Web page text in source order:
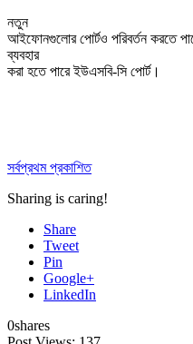
নতুন
আইফোনগুলোর পোর্টও পরিবর্তন করতে
ব্যবহার
করা হতে পারে ইউএসবি-সি পোর্ট।
সর্বপ্রথম প্রকাশিত
Sharing is caring!
Share
Tweet
Pin
Google+
LinkedIn
0shares